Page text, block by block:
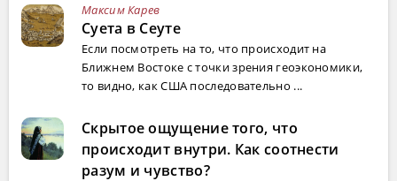
Максим Карев
Суета в Сеуте
Если посмотреть на то, что происходит на
Ближнем Востоке с точки зрения геоэкономики,
то видно, как США последовательно ...
Скрытое ощущение того, что
происходит внутри. Как соотнести
разум и чувство?